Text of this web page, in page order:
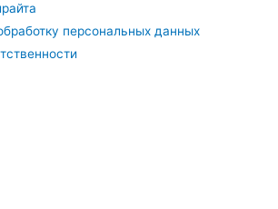
персональных данных